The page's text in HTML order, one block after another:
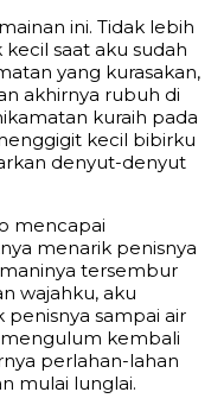
ini. Tidak lebih
saat aku sudah
yang kurasakan,
akhirnya rubuh di
kuraih pada
kecil bibirku
denyut-denyut
mencapai
menarik penisnya
tersembur
wajahku, aku
sampai air
kembali
perlahan-lahan
mulai lunglai.